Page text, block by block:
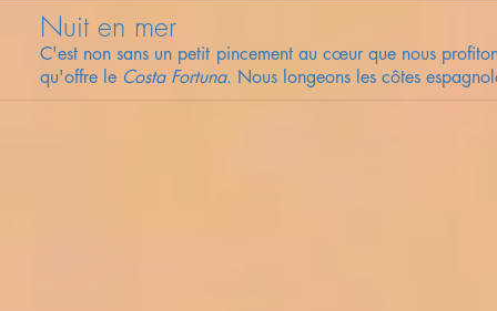
Nuit en mer
C'est non sans un petit pincement au cœur que nous
qu'offre le Costa Fortuna. Nous longeons les côtes